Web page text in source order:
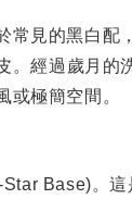
常見的黑白配
。經過歲月的
或極簡空間。
Base)。